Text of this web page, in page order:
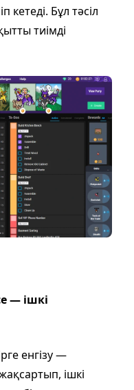
кетеді. Бұл тәсіл
тиімді
— ішкі
енгізу —
ішкі